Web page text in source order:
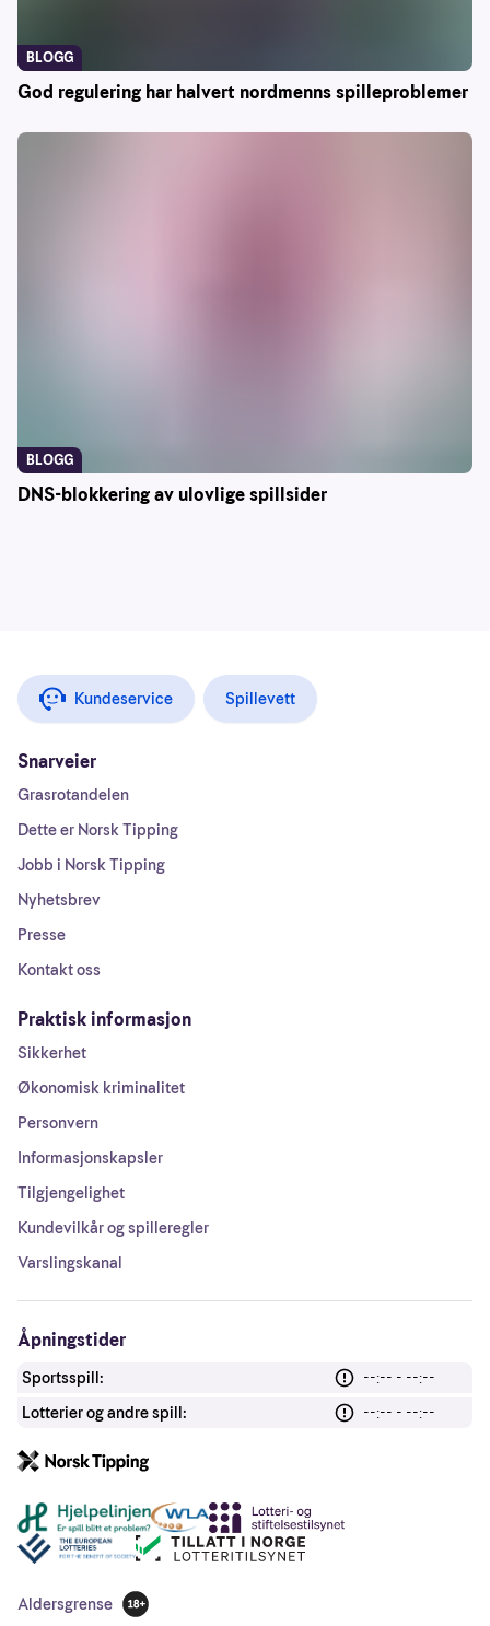
God regulering har halvert nordmenns spilleproblemer
BLOGG
DNS-blokkering av ulovlige spillsider
BLOGG
Kundeservice Spillevett
Snarveier
Grasrotandelen
Dette er Norsk Tipping
Jobb i Norsk Tipping
Nyhetsbrev
Presse
Kontakt oss
Praktisk informasjon
Sikkerhet
Økonomisk kriminalitet
Personvern
Informasjonskapsler
Tilgjengelighet
Kundevilkår og spilleregler
Varslingskanal
Åpningstider
Sportsspill:
--:-- - --:--
Lotterier og andre spill:
--:-- - --:--
Andre lenker
Aldersgrense
18 år